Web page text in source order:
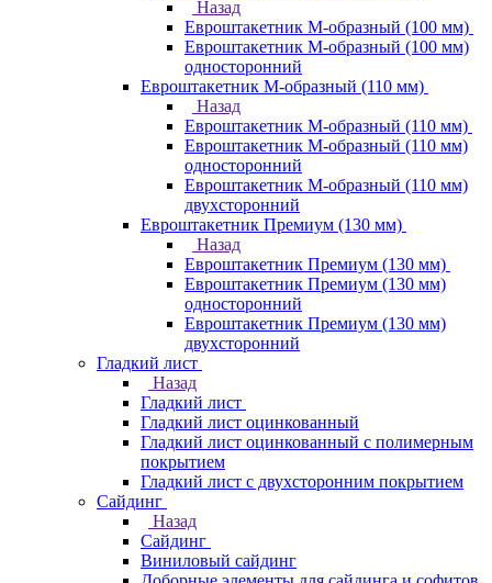
Назад
Евроштакетник М-образный (100 мм)
Евроштакетник М-образный (100 мм)
односторонний
Евроштакетник М-образный (110 мм)
Назад
Евроштакетник М-образный (110 мм)
Евроштакетник М-образный (110 мм)
односторонний
Евроштакетник М-образный (110 мм)
двухсторонний
Евроштакетник Премиум (130 мм)
Назад
Евроштакетник Премиум (130 мм)
Евроштакетник Премиум (130 мм)
односторонний
Евроштакетник Премиум (130 мм)
двухсторонний
Гладкий лист
Назад
Гладкий лист
Гладкий лист оцинкованный
Гладкий лист оцинкованный с полимерным
покрытием
Гладкий лист с двухсторонним покрытием
Сайдинг
Назад
Сайдинг
Виниловый сайдинг